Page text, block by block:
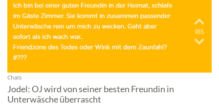
Chats
Jodel: OJ wird von seiner besten Freundin in
Unterwäsche überrascht